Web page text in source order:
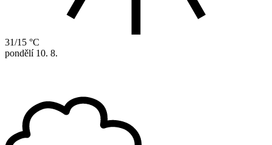
31/15 °C
pondělí 10. 8.